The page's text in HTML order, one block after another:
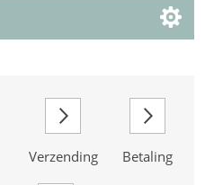
Verzending Betaling